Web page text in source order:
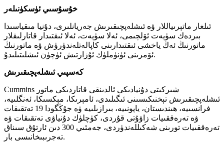
خۇسۇسىي ئۈسكۈنىلەر
ئىلغار ماتېرىياللار ۋە ئىشلەپچىقىرىش جەريانلىرى، دۇنيا مىقياسىدا
بىردەك سۈپەت ئۆلچىمى، ئەلا سۈپەت، ئەلا ئىقتىدار قاتارلىقلار
ماتورنىڭ ئەڭ ياخشى ئىقتىدارىنى كاپالەتلەندۈرۈش ۋە ماتورنىڭ
ئۆمرىنى ئۈنۈملۈك ئۇزارتىش ئۈچۈن ئىشلىتىلىدۇ.
كەسپىي ئىشلەپچىقىرىش
Cummins شىركىتى دۇنيادىكى ئالدىنقى قاتاردىكى ماتور
ئىشلەپچىقىرىش تېخنىكىسىنى ئىگىلىدى، ئامېرىكا، مېكسىكا، ئەنگلىيە،
فرانسىيە، ھىندىستان، ياپونىيە، بىرازىلىيە ۋە جۇڭگودا 19 تەتقىقات
ۋە تەرەققىيات زاۋۇتى قۇردى، كۈچلۈك دۇنياۋى تەتقىقات ۋە
تەرەققىيات تورىنى شەكىللەندۈردى، جەمئىي 300 دىن ئارتۇق سىناق
تەجرىبىخانىسى بار.